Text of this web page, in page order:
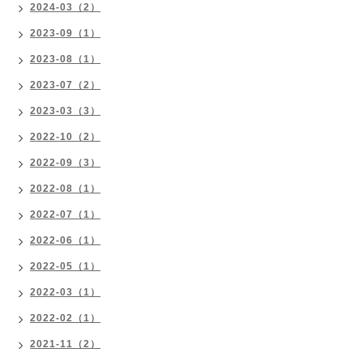
2024-03（2）
2023-09（1）
2023-08（1）
2023-07（2）
2023-03（3）
2022-10（2）
2022-09（3）
2022-08（1）
2022-07（1）
2022-06（1）
2022-05（1）
2022-03（1）
2022-02（1）
2021-11（2）